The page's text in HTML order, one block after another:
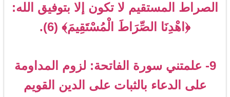
الصراط المستقيم لا تكون إلا بتوفيق الله:
﴿اهْدِنَا الصِّرَاطَ الْمُسْتَقِيمَ﴾ (6).
9- علمتني سورة الفاتحة: لزوم المداومة
على الدعاء بالثبات على الدين القويم